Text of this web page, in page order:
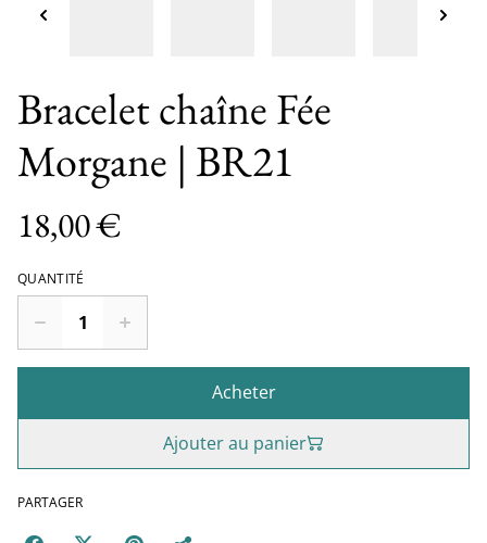
Bracelet chaîne Fée
Morgane | BR21
18,00 €
QUANTITÉ
Acheter
Ajouter au panier
PARTAGER